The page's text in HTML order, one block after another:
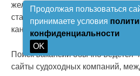
желательно выделить отдельно,
стать серьезным
кандидатуры.
Поиск вакансий обычно ведется
сайты судоходных компаний,
Продолжая пользоваться
принимаете условия
конфиденциальности
OK